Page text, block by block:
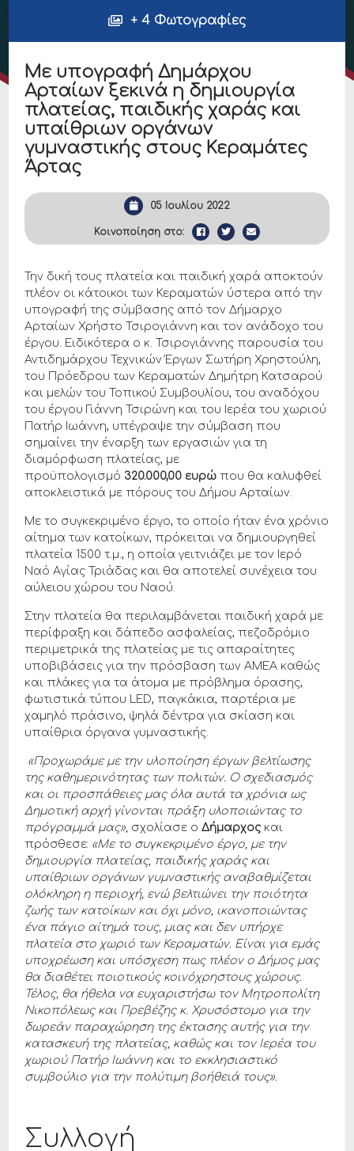
+ 4 Φωτογραφίες
Με υπογραφή Δημάρχου
Αρταίων ξεκινά η δημιουργία
πλατείας, παιδικής χαράς και
υπαίθριων οργάνων
γυμναστικής στους Κεραμάτες
Άρτας
05 Ιουλίου 2022
Κοινοποίηση στο:
Την δική τους πλατεία και παιδική χαρά αποκτούν
πλέον οι κάτοικοι των Κεραματών ύστερα από την
υπογραφή της σύμβασης από τον Δήμαρχο
Αρταίων Χρήστο Τσιρογιάννη και τον ανάδοχο του
έργου. Ειδικότερα ο κ. Τσιρογιάννης παρουσία του
Αντιδημάρχου Τεχνικών Έργων Σωτήρη Χρηστούλη,
του Πρόεδρου των Κεραματών Δημήτρη Κατσαρού
και μελών του Τοπικού Συμβουλίου, του αναδόχου
του έργου Γιάννη Τσιρώνη και του Ιερέα του χωριού
Πατήρ Ιωάννη, υπέγραψε την σύμβαση που
σημαίνει την έναρξη των εργασιών για τη
διαμόρφωση πλατείας, με
προϋπολογισμό 320.000,00 ευρώ που θα καλυφθεί
αποκλειστικά με πόρους του Δήμου Αρταίων.
Με το συγκεκριμένο έργο, το οποίο ήταν ένα χρόνιο
αίτημα των κατοίκων, πρόκειται να δημιουργηθεί
πλατεία 1500 τ.μ., η οποία γειτνιάζει με τον Ιερό
Ναό Αγίας Τριάδας και θα αποτελεί συνέχεια του
αύλειου χώρου του Ναού.
Στην πλατεία θα περιλαμβάνεται παιδική χαρά με
περίφραξη και δάπεδο ασφαλείας, πεζοδρόμιο
περιμετρικά της πλατείας με τις απαραίτητες
υποβιβάσεις για την πρόσβαση των ΑΜΕΑ καθώς
και πλάκες για τα άτομα με πρόβλημα όρασης,
φωτιστικά τύπου LED, παγκάκια, παρτέρια με
χαμηλό πράσινο, ψηλά δέντρα για σκίαση και
υπαίθρια όργανα γυμναστικής.
«Προχωράμε με την υλοποίηση έργων βελτίωσης
της καθημερινότητας των πολιτών. Ο σχεδιασμός
και οι προσπάθειες μας όλα αυτά τα χρόνια ως
Δημοτική αρχή γίνονται πράξη υλοποιώντας το
πρόγραμμά μας», σχολίασε οΔήμαρχοςκαι
πρόσθεσε: «Με το συγκεκριμένο έργο, με την
δημιουργία πλατείας, παιδικής χαράς και
υπαίθριων οργάνων γυμναστικής αναβαθμίζεται
ολόκληρη η περιοχή, ενώ βελτιώνει την ποιότητα
ζωής των κατοίκων και όχι μόνο, ικανοποιώντας
ένα πάγιο αίτημά τους, μιας και δεν υπήρχε
πλατεία στο χωριό των Κεραματών. Είναι για εμάς
υποχρέωση και υπόσχεση πως πλέον ο Δήμος μας
θα διαθέτει ποιοτικούς κοινόχρηστους χώρους.
Τέλος, θα ήθελα να ευχαριστήσω τον Μητροπολίτη
Νικοπόλεως και Πρεβέζης κ. Χρυσόστομο για την
δωρεάν παραχώρηση της έκτασης αυτής για την
κατασκευή της πλατείας, καθώς και τον Ιερέα του
χωριού Πατήρ Ιωάννη και το εκκλησιαστικό
συμβούλιο για την πολύτιμη βοήθειά τους».
Συλλογή